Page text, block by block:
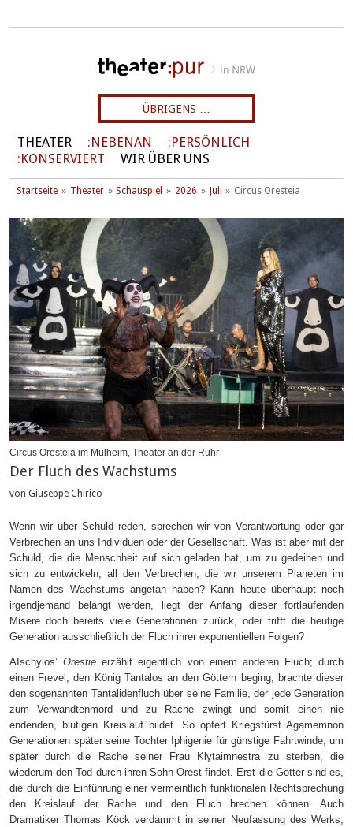
ÜBRIGENS …
THEATER NEBENAN
PERSÖNLICH
KONSERVIERT
WIR ÜBER UNS
Startseite Theater Schauspiel 2026 Juli Circus Oresteia
Circus Oresteia im Mülheim, Theater an der Ruhr
Der Fluch des Wachstums
von Giuseppe Chirico
Wenn wir über Schuld reden, sprechen wir von Verantwortung oder gar
Verbrechen an uns Individuen oder der Gesellschaft. Was ist aber mit der
Schuld, die die Menschheit auf sich geladen hat, um zu gedeihen und
sich zu entwickeln, all den Verbrechen, die wir unserem Planeten im
Namen des Wachstums angetan haben? Kann heute überhaupt noch
irgendjemand belangt werden, liegt der Anfang dieser fortlaufenden
Misere doch bereits viele Generationen zurück, oder trifft die heutige
Generation ausschließlich der Fluch ihrer exponentiellen Folgen?
AIschylos’Orestie erzählt eigentlich von einem anderen Fluch; durch
einen Frevel, den König Tantalos an den Göttern beging, brachte dieser
den sogenannten Tantalidenfluch über seine Familie, der jede Generation
zum Verwandtenmord und zu Rache zwingt und somit einen nie
endenden, blutigen Kreislauf bildet. So opfert Kriegsfürst Agamemnon
Generationen später seine Tochter Iphigenie für günstige Fahrtwinde, um
später durch die Rache seiner Frau Klytaimnestra zu sterben, die
wiederum den Tod durch ihren Sohn Orest findet. Erst die Götter sind es,
die durch die Einführung einer vermeintlich funktionalen Rechtsprechung
den Kreislauf der Rache und den Fluch brechen können. Auch
Dramatiker Thomas Köck verdammt in seiner Neufassung des Werks,